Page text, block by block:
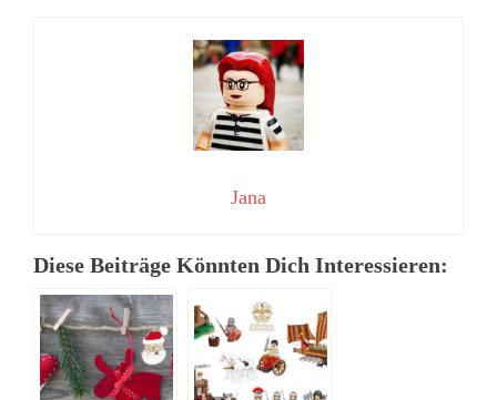
Jana
Diese Beiträge Könnten Dich Interessieren: